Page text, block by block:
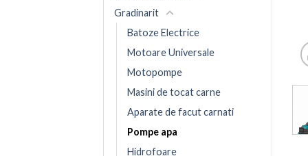
Gradinarit
Batoze Electrice
Motoare Universale
Motopompe
Masini de tocat carne
Aparate de facut carnati
Pompe apa
Hidrofoare